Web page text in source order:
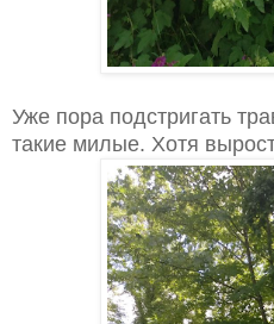
Уже пора подстригать
такие милые. Хотя